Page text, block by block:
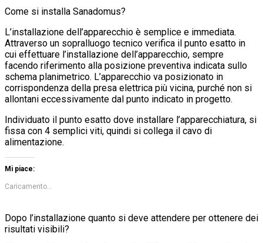
Come si installa Sanadomus?
L’installazione dell’apparecchio è semplice e immediata.
Attraverso un sopralluogo tecnico verifica il punto esatto in
cui effettuare l’installazione dell’apparecchio, sempre
facendo riferimento alla posizione preventiva indicata sullo
schema planimetrico. L’apparecchio va posizionato in
corrispondenza della presa elettrica più vicina, purché non si
allontani eccessivamente dal punto indicato in progetto.
Individuato il punto esatto dove installare l’apparecchiatura, si
fissa con 4 semplici viti, quindi si collega il cavo di
alimentazione.
Mi piace:
Caricamento...
Dopo l’installazione quanto si deve attendere per ottenere dei
risultati visibili?